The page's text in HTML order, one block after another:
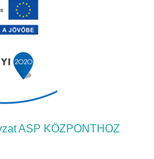
ASP KÖZPONTHOZ